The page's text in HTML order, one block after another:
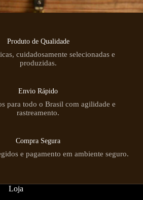
Produto de Qualidade
cuidadosamente selecionadas e
produzidas.
Envio Rápido
para todo o Brasil com agilidade e
rastreamento.
Compra Segura
e pagamento em ambiente seguro.
Loja